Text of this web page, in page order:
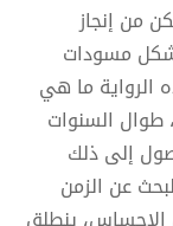
من إنجاز
شكل مسودات
الرواية ما هي
السنوات
إلى ذلك
عن الزمن